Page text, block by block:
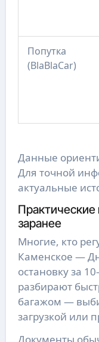
Попутка
(BlaBlaCar)
Данные
Для точной
актуальные
Практические
заранее
Многие, кто
Каменское —
остановку за
разбирают
багажом —
загрузкой или